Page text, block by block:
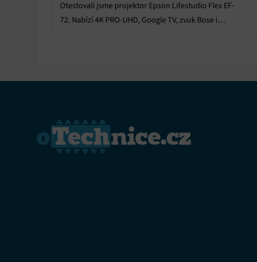
Otestovali jsme projektor Epson Lifestudio Flex EF-
72. Nabízí 4K PRO-UHD, Google TV, zvuk Bose i